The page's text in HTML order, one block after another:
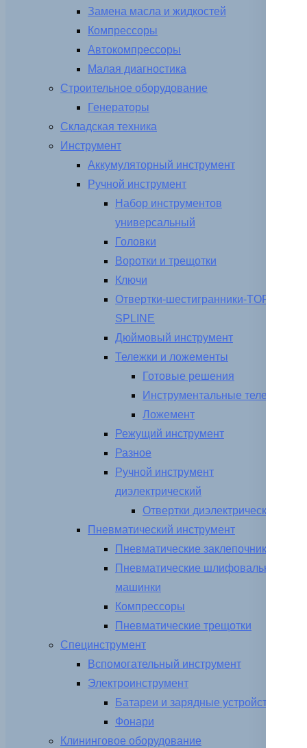
Замена масла и жидкостей
Компрессоры
Автокомпрессоры
Малая диагностика
Строительное оборудование
Генераторы
Складская техника
Инструмент
Аккумуляторный инструмент
Ручной инструмент
Набор инструментов
универсальный
Головки
Воротки и трещотки
Ключи
Отвертки-шестигранники-TORX-
SPLINE
Дюймовый инструмент
Тележки и ложементы
Готовые решения
Инструментальные тележки
Ложемент
Режущий инструмент
Разное
Ручной инструмент
диэлектрический
Отвертки диэлектрические
Пневматический инструмент
Пневматические заклепочники
Пневматические шлифовальные
машинки
Компрессоры
Пневматические трещотки
Специнструмент
Вспомогательный инструмент
Электроинструмент
Батареи и зарядные устройства
Фонари
Клининговое оборудование